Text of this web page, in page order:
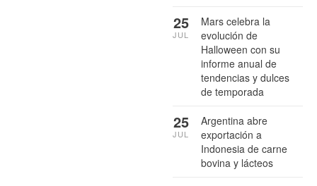
Mars celebra la
evolución de
Halloween con su
informe anual de
tendencias y dulces
de temporada
25
JUL
Argentina abre
exportación a
Indonesia de carne
bovina y lácteos
25
JUL